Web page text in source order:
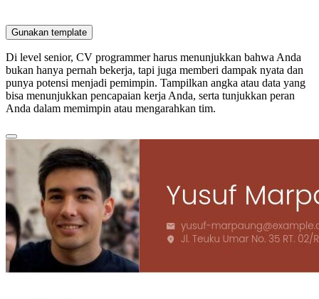
Gunakan template
Di level senior, CV programmer harus menunjukkan bahwa Anda
bukan hanya pernah bekerja, tapi juga memberi dampak nyata dan
punya potensi menjadi pemimpin. Tampilkan angka atau data yang
bisa menunjukkan pencapaian kerja Anda, serta tunjukkan peran
Anda dalam memimpin atau mengarahkan tim.